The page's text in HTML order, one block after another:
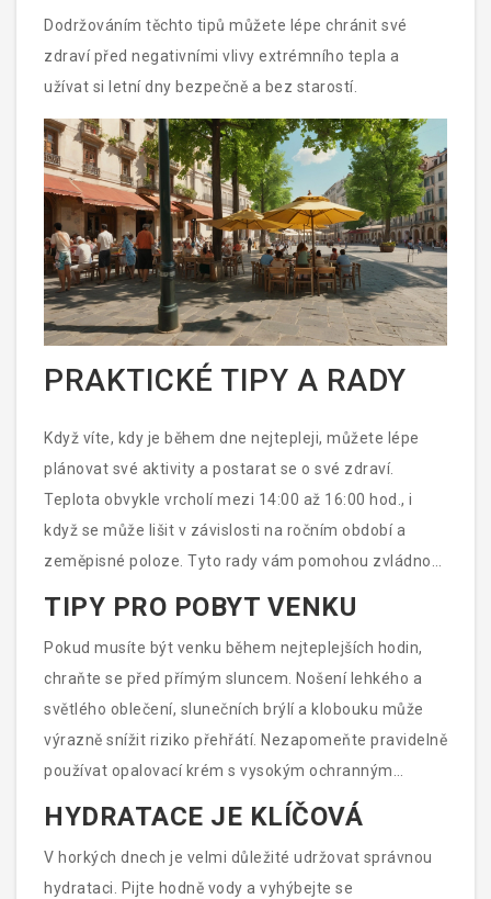
Dodržováním těchto tipů můžete lépe chránit své
zdraví před negativními vlivy extrémního tepla a
užívat si letní dny bezpečně a bez starostí.
PRAKTICKÉ TIPY A RADY
Když víte, kdy je během dne nejtepleji, můžete lépe
plánovat své aktivity a postarat se o své zdraví.
Teplota obvykle vrcholí mezi 14:00 až 16:00 hod., i
když se může lišit v závislosti na ročním období a
zeměpisné poloze. Tyto rady vám pomohou zvládnout
TIPY PRO POBYT VENKU
Pokud musíte být venku během nejteplejších hodin,
chraňte se před přímým sluncem. Nošení lehkého a
světlého oblečení, slunečních brýlí a klobouku může
výrazně snížit riziko přehřátí. Nezapomeňte pravidelně
používat opalovací krém s vysokým ochranným
faktorem a hledat stín, kdykoli je to možné. Sportovní
aktivity nebo fyzickou práci plánujte na dřívější hodiny
ráno nebo později odpoledne, když teplota klesne.
HYDRATACE JE KLÍČOVÁ
V horkých dnech je velmi důležité udržovat správnou
hydrataci. Pijte hodně vody a vyhýbejte se